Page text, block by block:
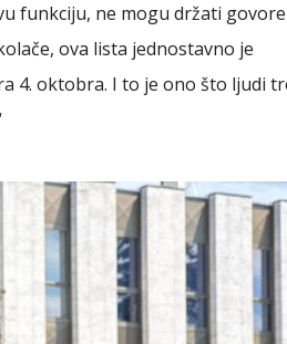
funkciju, ne mogu držati
ova lista jednostavno je
4. oktobra. I to je ono što ljudi